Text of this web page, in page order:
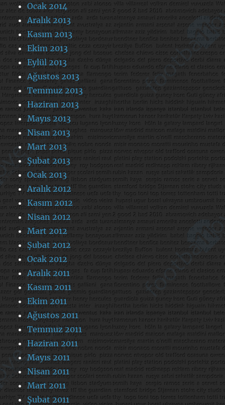
Ocak 2014
Aralık 2013
Kasım 2013
Ekim 2013
Eylül 2013
Ağustos 2013
Temmuz 2013
Haziran 2013
Mayıs 2013
Nisan 2013
Mart 2013
Şubat 2013
Ocak 2013
Aralık 2012
Kasım 2012
Nisan 2012
Mart 2012
Şubat 2012
Ocak 2012
Aralık 2011
Kasım 2011
Ekim 2011
Ağustos 2011
Temmuz 2011
Haziran 2011
Mayıs 2011
Nisan 2011
Mart 2011
Şubat 2011